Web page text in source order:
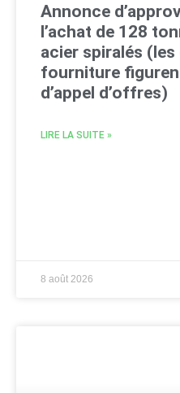
Annonce
l’achat de 128
acier spiralés
fourniture
d’appel d’offres)
LIRE LA SUITE »
8 août 2026